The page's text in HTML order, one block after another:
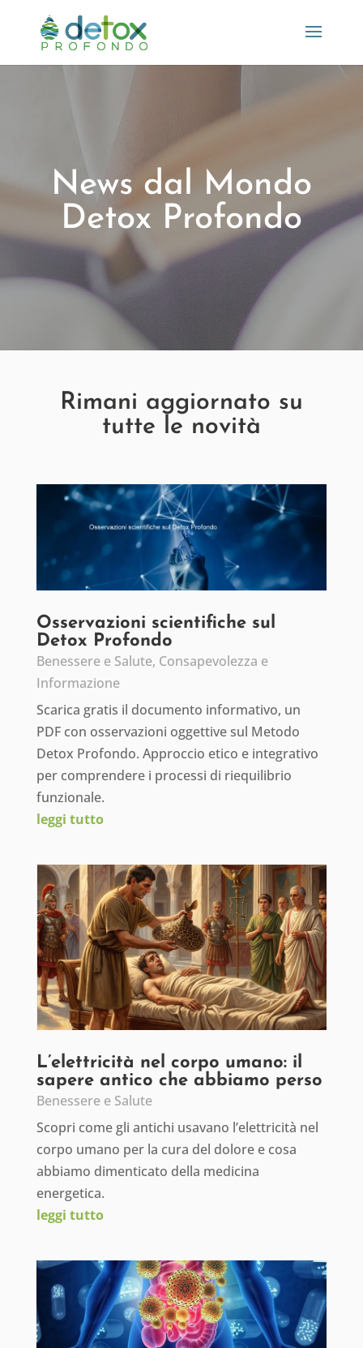
News dal Mondo
Detox Profondo
Rimani aggiornato su
tutte le novità
Osservazioni scientifiche sul
Detox Profondo
Benessere e Salute, Consapevolezza e
Informazione
Scarica gratis il documento informativo, un
PDF con osservazioni oggettive sul Metodo
Detox Profondo. Approccio etico e integrativo
per comprendere i processi di riequilibrio
funzionale.
leggi tutto
L’elettricità nel corpo umano: il
sapere antico che abbiamo perso
Benessere e Salute
Scopri come gli antichi usavano l’elettricità nel
corpo umano per la cura del dolore e cosa
abbiamo dimenticato della medicina
energetica.
leggi tutto